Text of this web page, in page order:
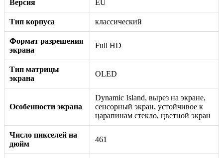
Версия EU
Тип корпуса классический
Формат разрешения
экрана
Full HD
Тип матрицы
экрана
OLED
Особенности экрана
Dynamic Island, вырез на экране,
сенсорный экран, устойчивое к
царапинам стекло, цветной экран
Число пикселей на
дюйм
461